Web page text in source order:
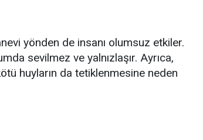
yönden de insanı olumsuz etkiler.
sevilmez ve yalnızlaşır. Ayrıca,
huyların da tetiklenmesine neden